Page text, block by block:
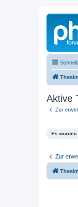
Aktive
Zur
Es wurden
Zur